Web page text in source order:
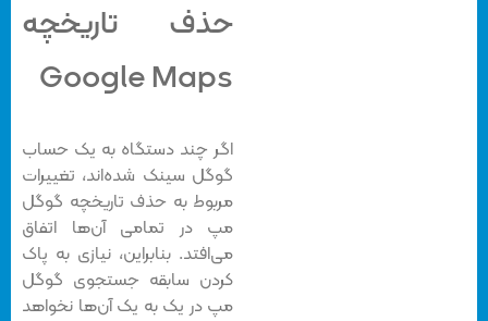
حذف تاریخچه
Google Maps
اگر چند دستگاه به یک حساب
گوگل سینک شده‌اند، تغییرات
مربوط به حذف تاریخچه گوگل
مپ در تمامی آن‌ها اتفاق
می‌افتد. بنابراین، نیازی به پاک
کردن سابقه جستجوی گوگل
مپ در یک به یک آن‌ها نخواهد